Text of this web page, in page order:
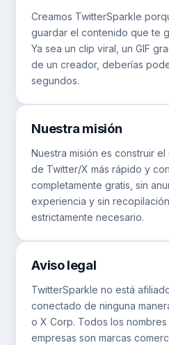
Creamos TwitterSparkle
guardar el contenido que te
Ya sea un clip viral, un GIF
de un creador, deberías
segundos.
Nuestra misión
Nuestra misión es construir
de Twitter/X más rápido y
completamente gratis, sin
experiencia y sin
estrictamente necesario.
Aviso legal
TwitterSparkle no está
conectado de ninguna
o X Corp. Todos los
empresas son marcas